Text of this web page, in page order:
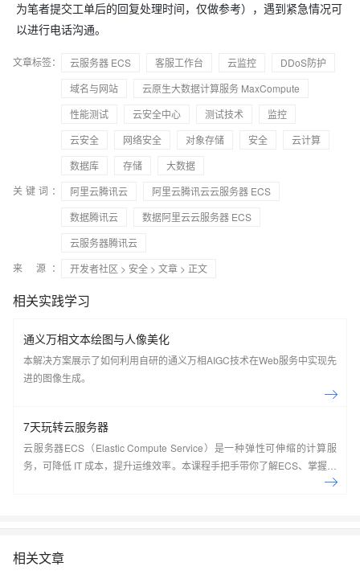
为笔者提交工单后的回复处理时间，仅做参考），遇到紧急情况可
以进行电话沟通。
文章标签： 云服务器 ECS 客服工作台 云监控
DDoS防护
域名与网站
云原生大数据计算服务 MaxCompute
性能测试
云安全中心 测试技术
监控
云安全
网络安全 对象存储 安全
云计算
数据库
存储
大数据
关键词：
阿里云腾讯云
阿里云腾讯云云服务器 ECS
数据腾讯云
数据阿里云云服务器 ECS
云服务器腾讯云
来 源：
开发者社区 > 安全 > 文章 > 正文
相关实践学习
通义万相文本绘图与人像美化
本解决方案展示了如何利用自研的通义万相AIGC技术在Web服务中实现先
进的图像生成。
7天玩转云服务器
云服务器ECS（Elastic Compute Service）是一种弹性可伸缩的计算服
务，可降低 IT 成本，提升运维效率。本课程手把手带你了解ECS、掌握基
本操作、动手实操快照管理、镜像管理等。了解产品详
相关文章